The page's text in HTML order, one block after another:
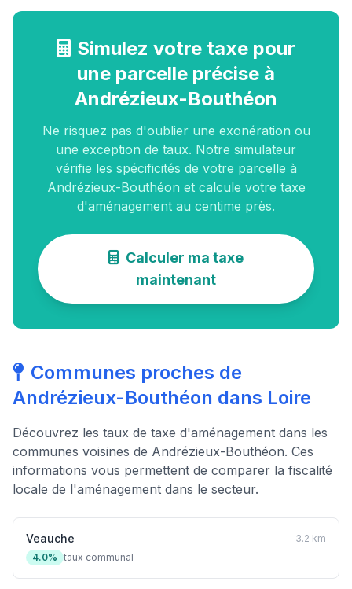
Simulez votre taxe pour
une parcelle précise à
Andrézieux-Bouthéon
Ne risquez pas d'oublier une exonération ou
une exception de taux. Notre simulateur
vérifie les spécificités de votre parcelle à
Andrézieux-Bouthéon et calcule votre taxe
d'aménagement au centime près.
Calculer ma taxe
maintenant
Communes proches de
Andrézieux-Bouthéon dans Loire
Découvrez les taux de taxe d'aménagement dans les
communes voisines de Andrézieux-Bouthéon. Ces
informations vous permettent de comparer la fiscalité
locale de l'aménagement dans le secteur.
Veauche
3.2 km
4.0% taux communal